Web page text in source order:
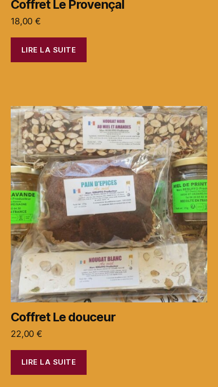
Coffret Le Provençal
18,00 €
LIRE LA SUITE
Coffret Le douceur
22,00 €
LIRE LA SUITE